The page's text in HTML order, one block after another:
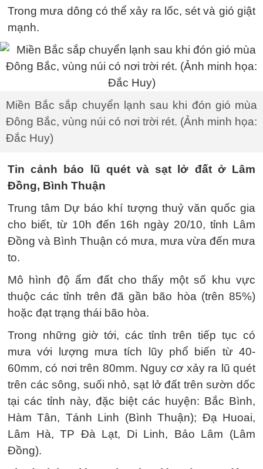
Trong mưa dông có thể xảy ra lốc, sét và gió giật
mạnh.
Miền Bắc sắp chuyển lạnh sau khi đón gió mùa
Đông Bắc, vùng núi có nơi trời rét. (Ảnh minh họa:
Đắc Huy)
Tin cảnh báo lũ quét và sạt lở đất ở Lâm
Đồng, Bình Thuận
Trung tâm Dự báo khí tượng thuỷ văn quốc gia
cho biết, từ 10h đến 16h ngày 20/10, tỉnh Lâm
Đồng và Bình Thuận có mưa, mưa vừa đến mưa
to.
Mô hình độ ẩm đất cho thấy một số khu vực
thuộc các tỉnh trên đã gần bão hòa (trên 85%)
hoặc đạt trạng thái bão hòa.
Trong những giờ tới, các tỉnh trên tiếp tục có
mưa với lượng mưa tích lũy phổ biến từ 40-
60mm, có nơi trên 80mm. Nguy cơ xảy ra lũ quét
trên các sông, suối nhỏ, sạt lở đất trên sườn dốc
tại các tỉnh này, đặc biệt các huyện: Bắc Bình,
Hàm Tân, Tánh Linh (Bình Thuận); Đạ Huoai,
Lâm Hà, TP Đà Lạt, Di Linh, Bảo Lâm (Lâm
Đồng).